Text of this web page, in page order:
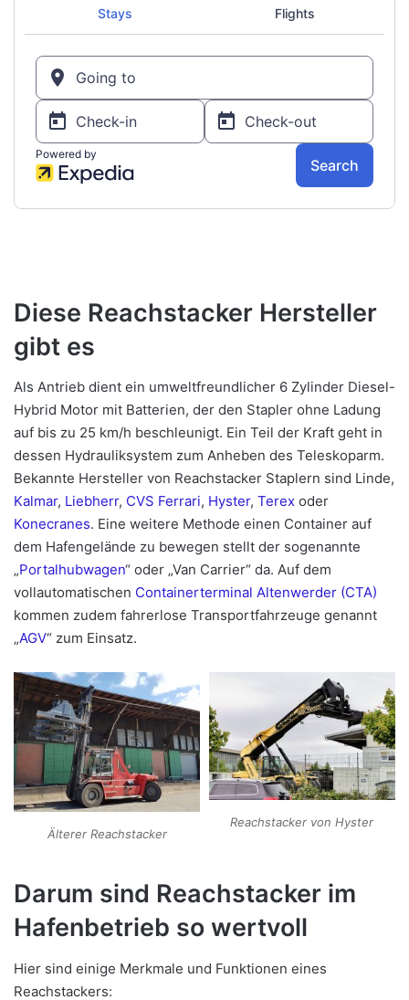
Diese Reachstacker Hersteller
gibt es
Als Antrieb dient ein umweltfreundlicher 6 Zylinder Diesel-
Hybrid Motor mit Batterien, der den Stapler ohne Ladung
auf bis zu 25 km/h beschleunigt. Ein Teil der Kraft geht in
dessen Hydrauliksystem zum Anheben des Teleskoparm.
Bekannte Hersteller von Reachstacker Staplern sind Linde,
Kalmar, Liebherr, CVS Ferrari, Hyster, Terex oder
Konecranes. Eine weitere Methode einen Container auf
dem Hafengelände zu bewegen stellt der sogenannte
„Portalhubwagen“ oder „Van Carrier“ da. Auf dem
vollautomatischen Containerterminal Altenwerder (CTA)
kommen zudem fahrerlose Transportfahrzeuge genannt
„AGV“ zum Einsatz.
Älterer Reachstacker
Reachstacker von Hyster
Darum sind Reachstacker im
Hafenbetrieb so wertvoll
Hier sind einige Merkmale und Funktionen eines
Reachstackers: